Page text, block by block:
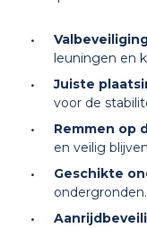
leuningen en
Juiste
voor de
Remmen op
en veilig
Geschikte
ondergronden.